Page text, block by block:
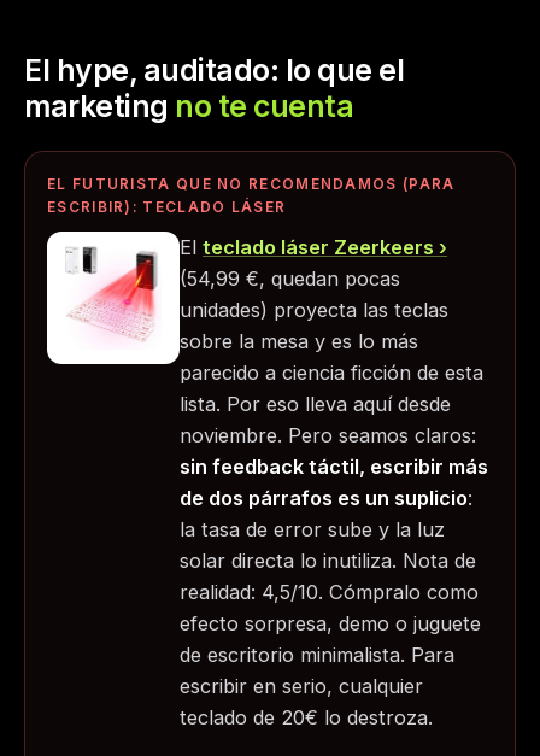
El hype, auditado: lo que el
marketing no te cuenta
EL FUTURISTA QUE NO RECOMENDAMOS (PARA
ESCRIBIR): TECLADO LÁSER
El teclado láser Zeerkeers
(54,99 €, quedan pocas
unidades) proyecta las teclas
sobre la mesa y es lo más
parecido a ciencia ficción de esta
lista. Por eso lleva aquí desde
noviembre. Pero seamos claros:
sin feedback táctil, escribir más
de dos párrafos es un suplicio:
la tasa de error sube y la luz
solar directa lo inutiliza. Nota de
realidad: 4,5/10. Cómpralo como
efecto sorpresa, demo o juguete
de escritorio minimalista. Para
escribir en serio, cualquier
teclado de 20€ lo destroza.